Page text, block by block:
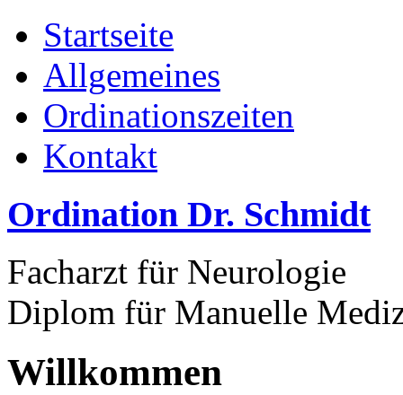
Startseite
Allgemeines
Ordinationszeiten
Kontakt
Ordination Dr. Schmidt
Facharzt für Neurologie
Diplom für Manuelle
Willkommen